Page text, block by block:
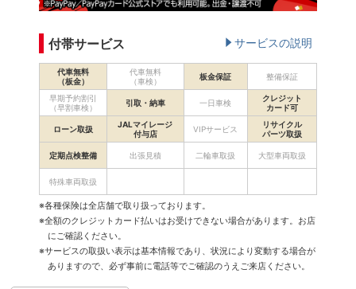
付帯サービス サービスの説明
代車無料
（板金）
代車無料
（車検）
板金保証 整備保証
早期予約割引
（早割車検）
引取・納車 一日車検
クレジット
カード可
ローン取扱
JALマイレージ
付与店
VIPサービス
リサイクル
パーツ取扱
定期点検整備 出張見積 二輪車取扱 大型車両取扱
特殊車両取扱
※各種保険は全店舗で取り扱っております。
※全額のクレジットカード払いはお受けできない場合があります。お店
にご確認ください。
※サービスの取扱い表示は基本情報であり、状況により変動する場合が
ありますので、必ず事前に電話等でご確認のうえご来店ください。